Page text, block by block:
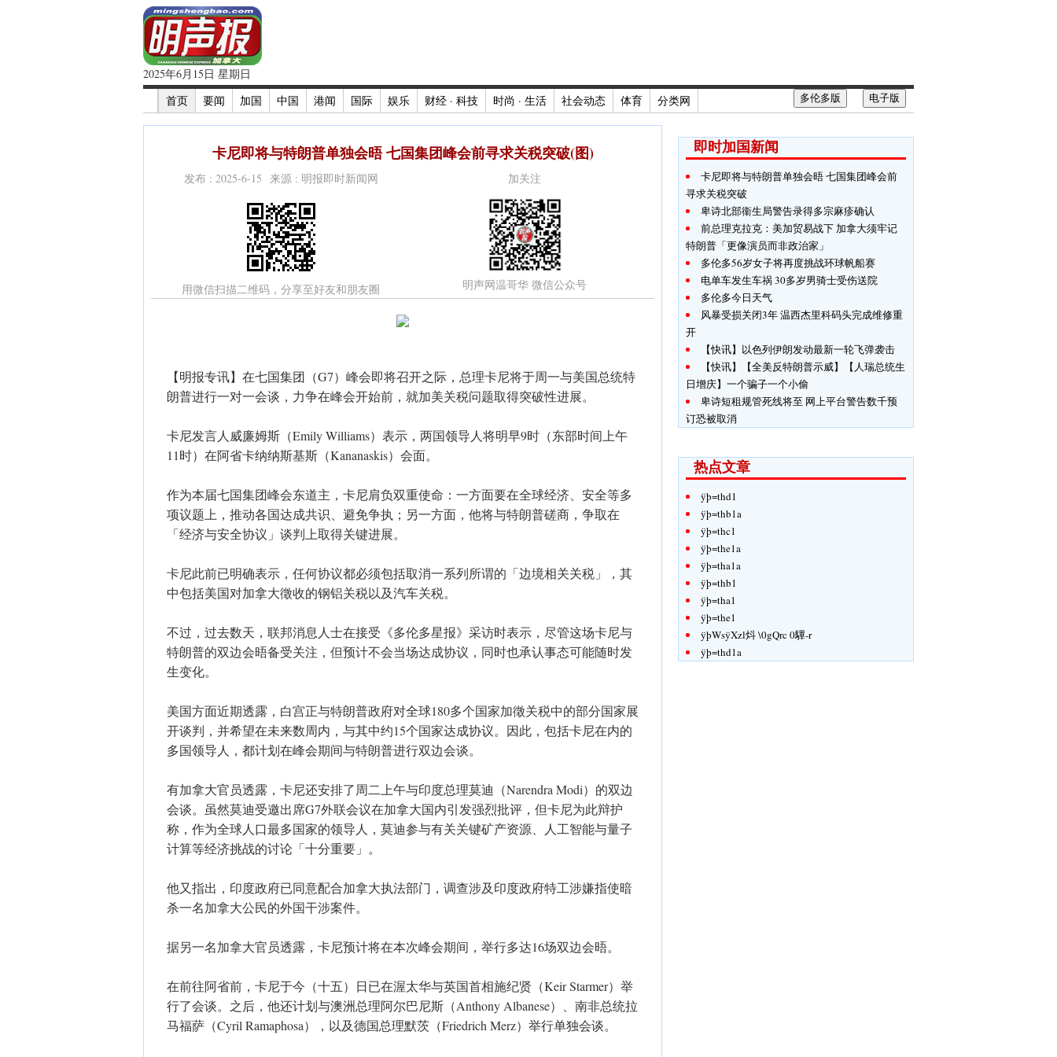
2025年6月15日 星期日
首页
要闻 加国 中国 港闻 国际 娱乐 财经 · 科技 时尚 · 生活 社会动态 体育 分类网 电子版
多伦多版
卡尼即将与特朗普单独会晤 七国集团峰会前寻求关税突破(图)
发布 : 2025-6-15 来源 : 明报即时新闻网
用微信扫描二维码，分享至好友和朋友圈
加关注
明声网温哥华 微信公众号
【明报专讯】在七国集团（G7）峰会即将召开之际，总理卡尼将于周一与美国总统特
朗普进行一对一会谈，力争在峰会开始前，就加美关税问题取得突破性进展。
卡尼发言人威廉姆斯（Emily Williams）表示，两国领导人将明早9时（东部时间上午
11时）在阿省卡纳纳斯基斯（Kananaskis）会面。
作为本届七国集团峰会东道主，卡尼肩负双重使命：一方面要在全球经济、安全等多
项议题上，推动各国达成共识、避免争执；另一方面，他将与特朗普磋商，争取在
「经济与安全协议」谈判上取得关键进展。
卡尼此前已明确表示，任何协议都必须包括取消一系列所谓的「边境相关关税」，其
中包括美国对加拿大徵收的钢铝关税以及汽车关税。
不过，过去数天，联邦消息人士在接受《多伦多星报》采访时表示，尽管这场卡尼与
特朗普的双边会晤备受关注，但预计不会当场达成协议，同时也承认事态可能随时发
生变化。
美国方面近期透露，白宫正与特朗普政府对全球180多个国家加徵关税中的部分国家展
开谈判，并希望在未来数周内，与其中约15个国家达成协议。因此，包括卡尼在内的
多国领导人，都计划在峰会期间与特朗普进行双边会谈。
有加拿大官员透露，卡尼还安排了周二上午与印度总理莫迪（Narendra Modi）的双边
会谈。虽然莫迪受邀出席G7外联会议在加拿大国内引发强烈批评，但卡尼为此辩护
称，作为全球人口最多国家的领导人，莫迪参与有关关键矿产资源、人工智能与量子
计算等经济挑战的讨论「十分重要」。
他又指出，印度政府已同意配合加拿大执法部门，调查涉及印度政府特工涉嫌指使暗
杀一名加拿大公民的外国干涉案件。
据另一名加拿大官员透露，卡尼预计将在本次峰会期间，举行多达16场双边会晤。
在前往阿省前，卡尼于今（十五）日已在渥太华与英国首相施纪贤（Keir Starmer）举
行了会谈。之后，他还计划与澳洲总理阿尔巴尼斯（Anthony Albanese）、南非总统拉
马福萨（Cyril Ramaphosa），以及德国总理默茨（Friedrich Merz）举行单独会谈。
即时加国新闻
卡尼即将与特朗普单独会晤 七国集团峰会前
寻求关税突破
卑诗北部衞生局警告录得多宗麻疹确认
前总理克拉克：美加贸易战下 加拿大须牢记
特朗普「更像演员而非政治家」
多伦多56岁女子将再度挑战环球帆船赛
电单车发生车祸 30多岁男骑士受伤送院
多伦多今日天气
风暴受损关闭3年 温西杰里科码头完成维修重
开
【快讯】以色列伊朗发动最新一轮飞弹袭击
【快讯】【全美反特朗普示威】【人瑞总统生
日增庆】一个骗子一个小偷
卑诗短租规管死线将至 网上平台警告数千预
订恐被取消
热点文章
ÿþ=thd1
ÿþ=thb1a
ÿþ=thc1
ÿþ=the1a
ÿþ=tha1a
ÿþ=thb1
ÿþ=tha1
ÿþ=the1
ÿþWsÿXzl炓 \ 0gQrc 0驆-r
ÿþ=thd1a